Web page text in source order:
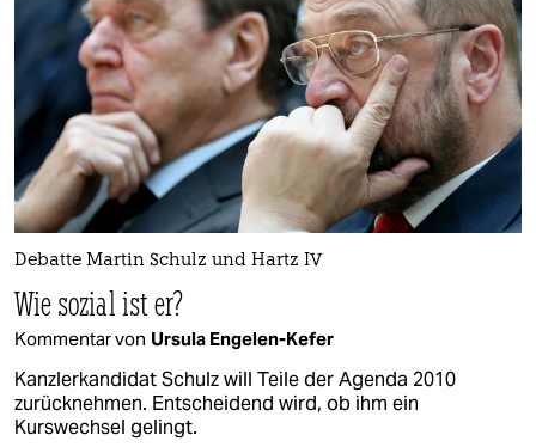
Debatte Martin Schulz und Hartz IV
Wie sozial ist er?
Kommentar von Ursula Engelen-Kefer
Kanzlerkandidat Schulz will Teile der Agenda 2010
zurücknehmen. Entscheidend wird, ob ihm ein
Kurswechsel gelingt.